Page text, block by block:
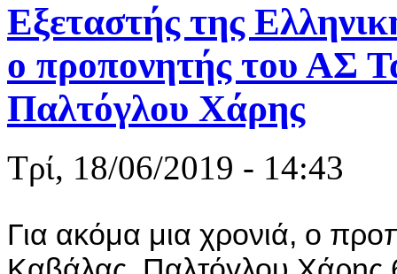
Εξεταστής της
ο προπονητής του ΑΣ
Παλτόγλου Χάρης
Τρί, 18/06/2019 - 14:43
Για ακόμα μια χρονιά, ο